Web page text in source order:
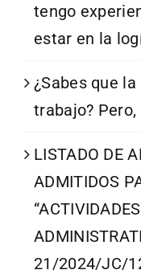
tengo
estar en la
¿Sabes que
trabajo?
LISTADO DE
ADMITIDOS
21/2024/JC/